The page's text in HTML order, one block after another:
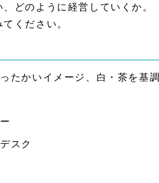
どのように経営していくか。
ください。
たかいイメージ、白・茶を基調
スク